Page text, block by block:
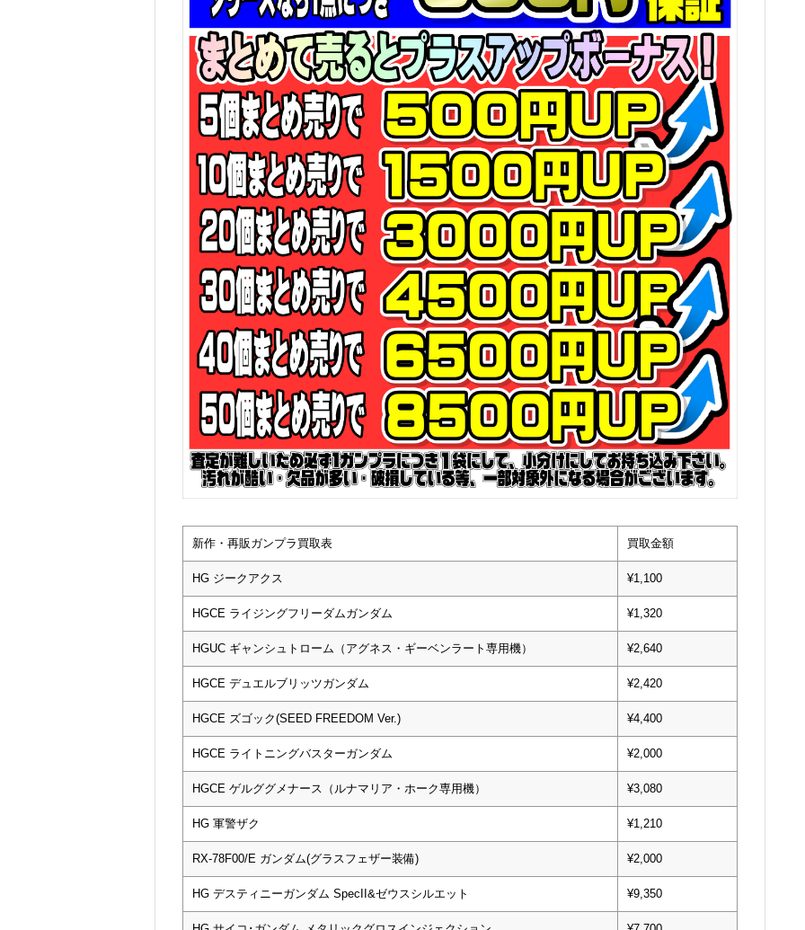
新作・再販ガンプラ買取表 買取金額
HG ジークアクス ¥1,100
HGCE ライジングフリーダムガンダム ¥1,320
HGUC ギャンシュトローム（アグネス・ギーベンラート専用機） ¥2,640
HGCE デュエルブリッツガンダム ¥2,420
HGCE ズゴック(SEED FREEDOM Ver.) ¥4,400
HGCE ライトニングバスターガンダム ¥2,000
HGCE ゲルググメナース（ルナマリア・ホーク専用機） ¥3,080
HG 軍警ザク ¥1,210
RX-78F00/E ガンダム(グラスフェザー装備) ¥2,000
HG デスティニーガンダム SpecII&ゼウスシルエット ¥9,350